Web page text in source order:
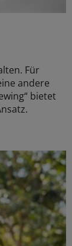
Für
andere
bietet